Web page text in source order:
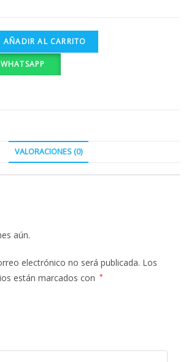
AÑADIR AL CARRITO
VALORACIONES (0)
aún.
electrónico no será publicada. Los
están marcados con *